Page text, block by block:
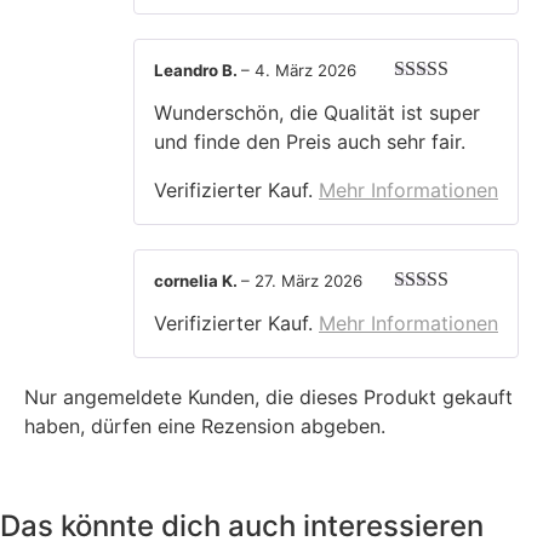
5von 5
Leandro B. – 4. März 2026
Wunderschön, die Qualität ist super
und finde den Preis auch sehr fair.
Verifizierter Kauf. Mehr Informationen
5von 5
cornelia K. – 27. März 2026
Verifizierter Kauf. Mehr Informationen
Nur angemeldete Kunden, die dieses Produkt gekauft
haben, dürfen eine Rezension abgeben.
Das könnte dich auch interessieren